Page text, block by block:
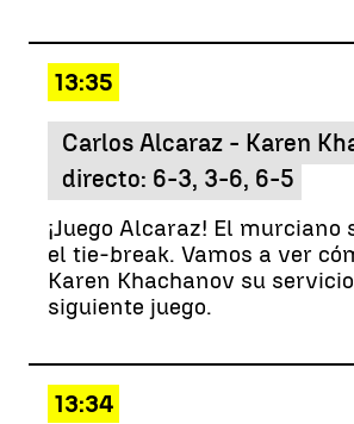
13:35
Carlos Alcaraz - Karen
directo: 6-3, 3-6, 6-5
¡Juego Alcaraz! El murciano
el tie-break. Vamos a ver
Karen Khachanov su
siguiente juego.
13:34